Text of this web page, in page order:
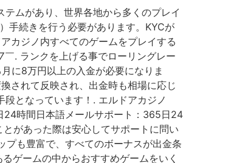
ムがあり、世界各地から多くのプレイ
手続きを行う必要があります。KYCが
カジノ内すべてのゲームをプレイする
. ランクを上げる事でローリングレー
に8万円以上の入金が必要になりま
されて反映され、出金時も相場に応じ
となっています！. エルドアカジノ
24時間日本語メールサポート：365日24
があった際は安心してサポートに問い
プも豊富で、すべてのボーナスが出金条
ゲームの中からおすすめゲームをいく